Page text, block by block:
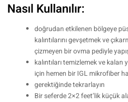
Nasıl Kullanılır:
doğrudan etkilenen bölgeye
kalıntılarını gevşetmek ve
çizmeyen bir ovma pediyle
kalıntıları temizlemek ve kalan
için hemen bir IGL mikrofiber
gerektiğinde tekrarlayın
Bir seferde 2×2 feet’lik küçük